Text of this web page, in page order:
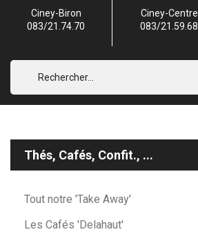
Ciney-Biron
083/21.74.70
Ciney-Centre
083/21.59.68
Thés, Cafés, Confit., ...
Tout notre 'Take Away'
Les Cafés 'Delahaut'